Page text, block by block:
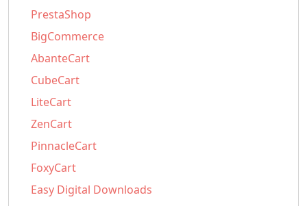
PrestaShop
BigCommerce
AbanteCart
CubeCart
LiteCart
ZenCart
PinnacleCart
FoxyCart
Easy Digital Downloads